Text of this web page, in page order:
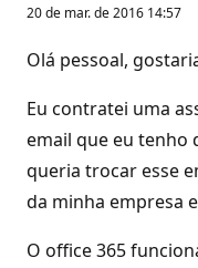
20 de mar. de 2016 14:57
Olá pessoal,
Eu contratei uma
email que eu tenho
queria trocar esse
da minha empresa
O office 365